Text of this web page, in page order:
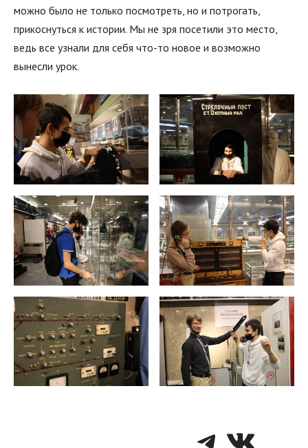
можно было не только посмотреть, но и потрогать,
прикоснуться к истории. Мы не зря посетили это место,
ведь все узнали для себя что-то новое и возможно
вынесли урок.